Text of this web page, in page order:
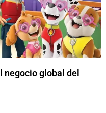
negocio global del